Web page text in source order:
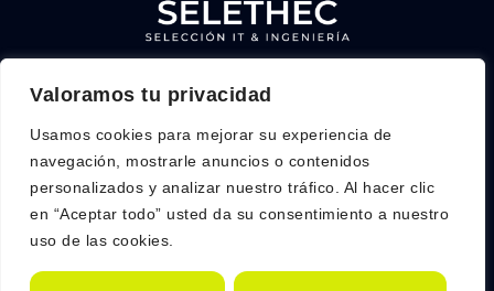
Valoramos tu privacidad
Usamos cookies para mejorar su experiencia de
navegación, mostrarle anuncios o contenidos
personalizados y analizar nuestro tráfico. Al hacer clic
en “Aceptar todo” usted da su consentimiento a nuestro
uso de las cookies.
Links
Home
Servicios
Sobre nosotros
FAQs
Contacto
info@selethec.com
+34 684 628 255
C. del Limonero, 22, 28020,
Madrid